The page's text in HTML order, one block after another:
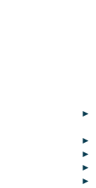
►
►
►
►
►